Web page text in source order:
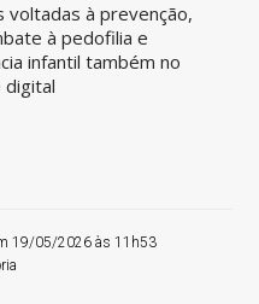
voltadas à prevenção,
à pedofilia e
infantil também no
digital
19/05/2026 às 11h53